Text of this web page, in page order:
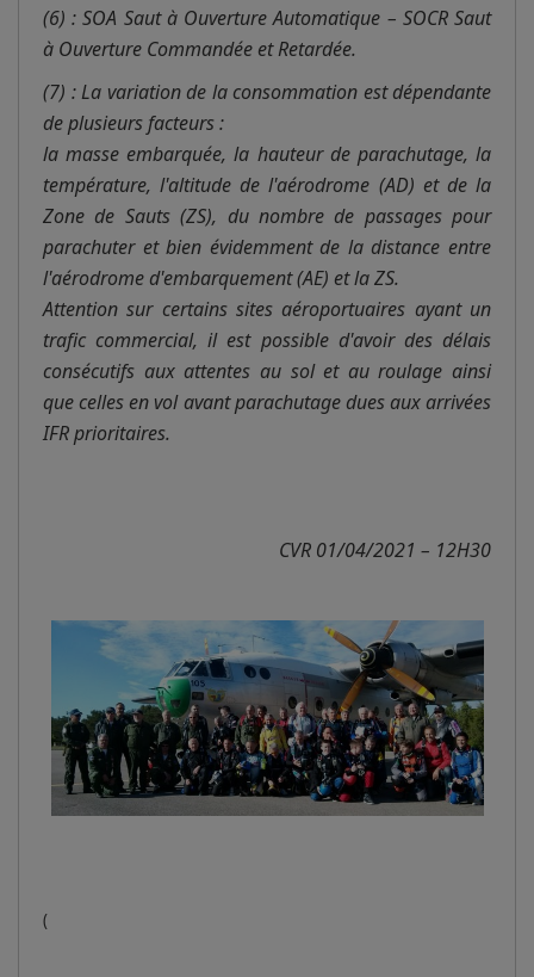
(6) : SOA Saut à Ouverture Automatique – SOCR Saut
à Ouverture Commandée et Retardée.
(7) : La variation de la consommation est dépendante
de plusieurs facteurs :
la masse embarquée, la hauteur de parachutage, la
température, l'altitude de l'aérodrome (AD) et de la
Zone de Sauts (ZS), du nombre de passages pour
parachuter et bien évidemment de la distance entre
l'aérodrome d'embarquement (AE) et la ZS.
Attention sur certains sites aéroportuaires ayant un
trafic commercial, il est possible d'avoir des délais
consécutifs aux attentes au sol et au roulage ainsi
que celles en vol avant parachutage dues aux arrivées
IFR prioritaires.
CVR 01/04/2021 – 12H30
(